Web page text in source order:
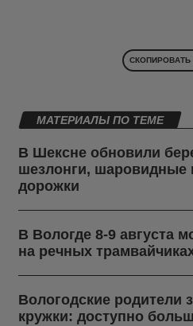
СКОПИРОВАТЬ
МАТЕРИАЛЫ ПО ТЕМЕ
В Шексне обновили
шезлонги,
дорожки
В Вологде 8-9 августа
на речных
Вологодские родители
кружки: доступно